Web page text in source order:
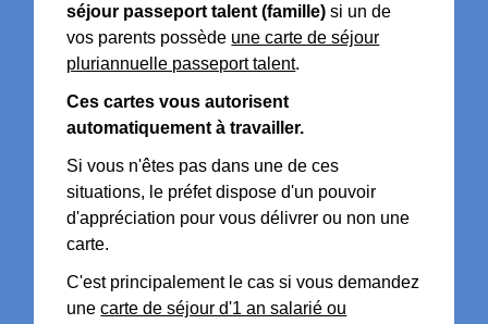
séjour passeport talent (famille) si un de
vos parents possède une carte de séjour
pluriannuelle passeport talent.
Ces cartes vous autorisent
automatiquement à travailler.
Si vous n'êtes pas dans une de ces
situations, le préfet dispose d'un pouvoir
d'appréciation pour vous délivrer ou non une
carte.
C'est principalement le cas si vous demandez
unecarte de séjour d'1 an salarié ou